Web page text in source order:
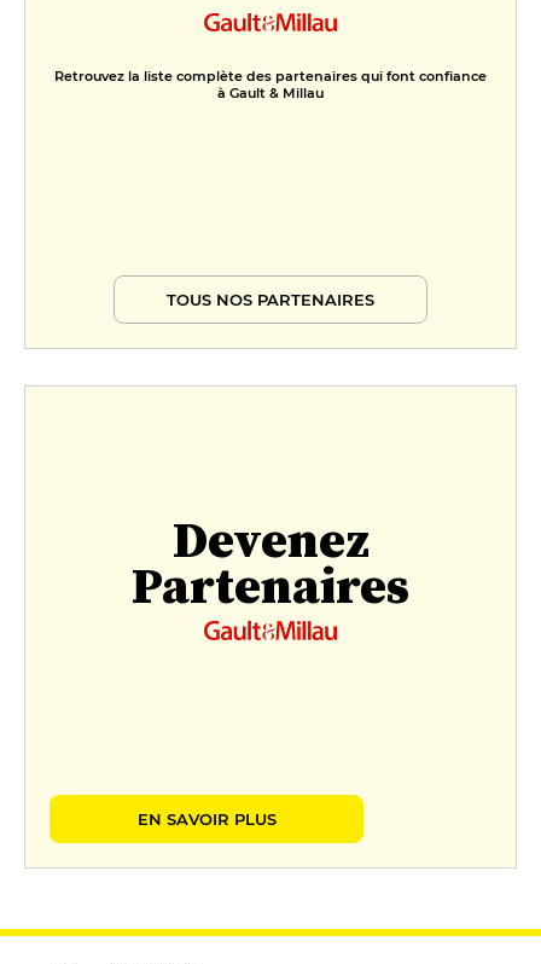
Retrouvez la liste complète des partenaires qui font confiance
à Gault & Millau
TOUS NOS PARTENAIRES
Devenez
Partenaires
EN SAVOIR PLUS